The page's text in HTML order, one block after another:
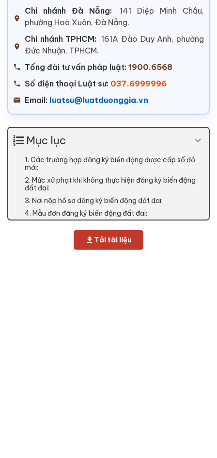
Chi nhánh Đà Nẵng:
141 Diệp Minh Châu,
phường Hoà Xuân, Đà Nẵng.
Chi nhánh TPHCM: 161A Đào Duy Anh, phường
Đức Nhuận, TPHCM.
Tổng đài tư vấn pháp luật: 1900.6568
Số điện thoại Luật sư: 037.6999996
Email: luatsu@luatduonggia.vn
Mục lục
1. Các trường hợp đăng ký biến động được cấp sổ đỏ
mới:
2. Mức xử phạt khi không thực hiện đăng ký biến động
đất đai:
3. Nơi nộp hồ sơ đăng ký biến động đất đai:
4. Mẫu đơn đăng ký biến động đất đai:
Tải tài liệu